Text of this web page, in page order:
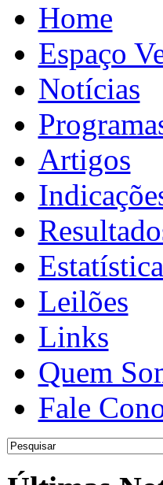
Home
Espaço
Notícias
Artigos
Leilões
Links
Quem
Fale